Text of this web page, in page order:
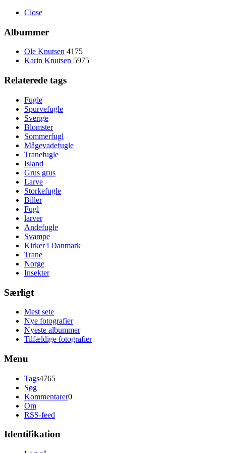
Close
Albummer
Ole Knutsen 4175
Karin Knutsen 5975
Relaterede tags
Fugle
Spurvefugle
Sverige
Blomster
Sommerfugl
Mågevadefugle
Tranefugle
Island
Grus grus
Larve
Storkefugle
Biller
Fugl
larver
Andefugle
Svampe
Kirker i Danmark
Trane
Norge
Insekter
Særligt
Mest sete
Nye fotografier
Nyeste albummer
Tilfældige fotografier
Menu
Tags4765
Søg
Kommentarer0
Om
RSS-feed
Identifikation